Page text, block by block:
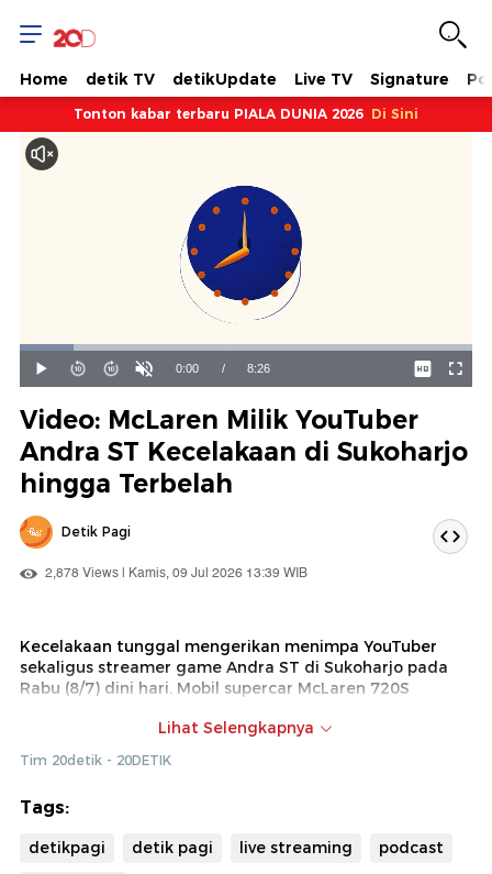
Home detik TV detikUpdate Live TV Signature
Tonton kabar terbaru PIALA DUNIA 2026 Di Sini
Mainkan
Suara
Hidup
Waktu
0:00 / Durasi
8:26
Dimuat:
11.84%
Video: McLaren Milik YouTuber
Andra ST Kecelakaan di Sukoharjo
hingga Terbelah
Detik Pagi
2,878 Views | Kamis, 09 Jul 2026 13:39 WIB
Kecelakaan tunggal mengerikan menimpa YouTuber
sekaligus streamer game Andra ST di Sukoharjo pada
Rabu (8/7) dini hari. Mobil supercar McLaren 720S
bagian setelah mengalami selip ban dan menghantam
tiang listrik serta pagar di pinggir jalan.
selamat dari insiden horor ini meski harus dilarikan ke
memastikan kejadian ini murni kecelakaan tunggal dan
Lihat Selengkapnya
Tim 20detik - 20DETIK
Tags:
detikpagi detik pagi live streaming
podcast